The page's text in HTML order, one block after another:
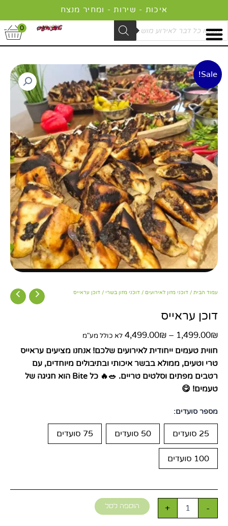
לתוכן
איכות - שירות - ומחיר מנצח
search
0
Sale!
עמוד הבית / דוכני מזון לאירועים / דוכני מזון בשרי / דוכן עראייס
דוכן עראייס
1,499.00₪
–
4,499.00₪
טווח
מחירים:
עד
לא כולל מע"מ
חווית טעמים ייחודית לאירועים שלכם! אנחנו מציעים עראייס
טרי וטעים, ממולא בבשר איכותי ובתיבולים מיוחדים, עם
רטבים מפתים וסלטים טריים. 🥗🔥 כל Bite הוא חגיגה של
טעמים! 😋
מספר סועדים:
25 סועדים 50 סועדים 75 סועדים
100 סועדים
-
של
דוכן
עראייס
+ הוספה לסל